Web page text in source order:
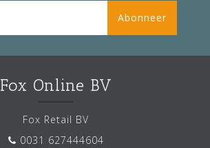
Abonneer
Fox Online BV
Fox Retail BV
0031 627444604